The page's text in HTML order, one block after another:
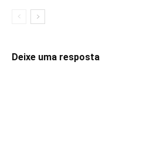
Deixe uma resposta